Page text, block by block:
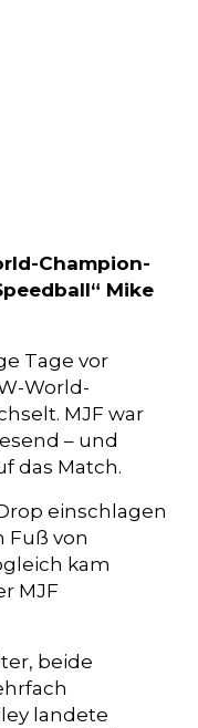
Champion-
Mike
Tage vor
World-
MJF war
– und
das Match.
einschlagen
Fuß von
kam
MJF
beide
landete